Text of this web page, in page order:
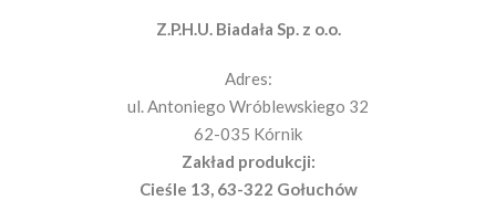
Z.P.H.U. Biadała Sp. z o.o.
Adres:
ul. Antoniego Wróblewskiego 32
62-035 Kórnik
Zakład produkcji:
Cieśle 13, 63-322 Gołuchów